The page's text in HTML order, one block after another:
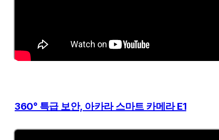
360° 특급 보안, 아카라 스마트 카메라 E1